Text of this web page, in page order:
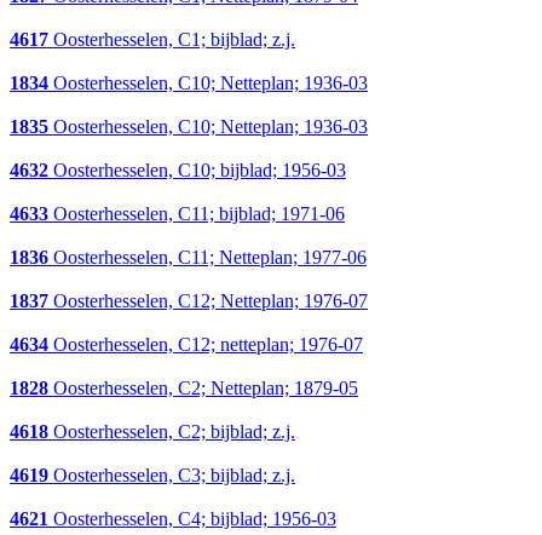
4617 Oosterhesselen, C1; bijblad; z.j.
1834 Oosterhesselen, C10; Netteplan; 1936-03
1835 Oosterhesselen, C10; Netteplan; 1936-03
4632 Oosterhesselen, C10; bijblad; 1956-03
4633 Oosterhesselen, C11; bijblad; 1971-06
1836 Oosterhesselen, C11; Netteplan; 1977-06
1837 Oosterhesselen, C12; Netteplan; 1976-07
4634 Oosterhesselen, C12; netteplan; 1976-07
1828 Oosterhesselen, C2; Netteplan; 1879-05
4618 Oosterhesselen, C2; bijblad; z.j.
4619 Oosterhesselen, C3; bijblad; z.j.
4621 Oosterhesselen, C4; bijblad; 1956-03